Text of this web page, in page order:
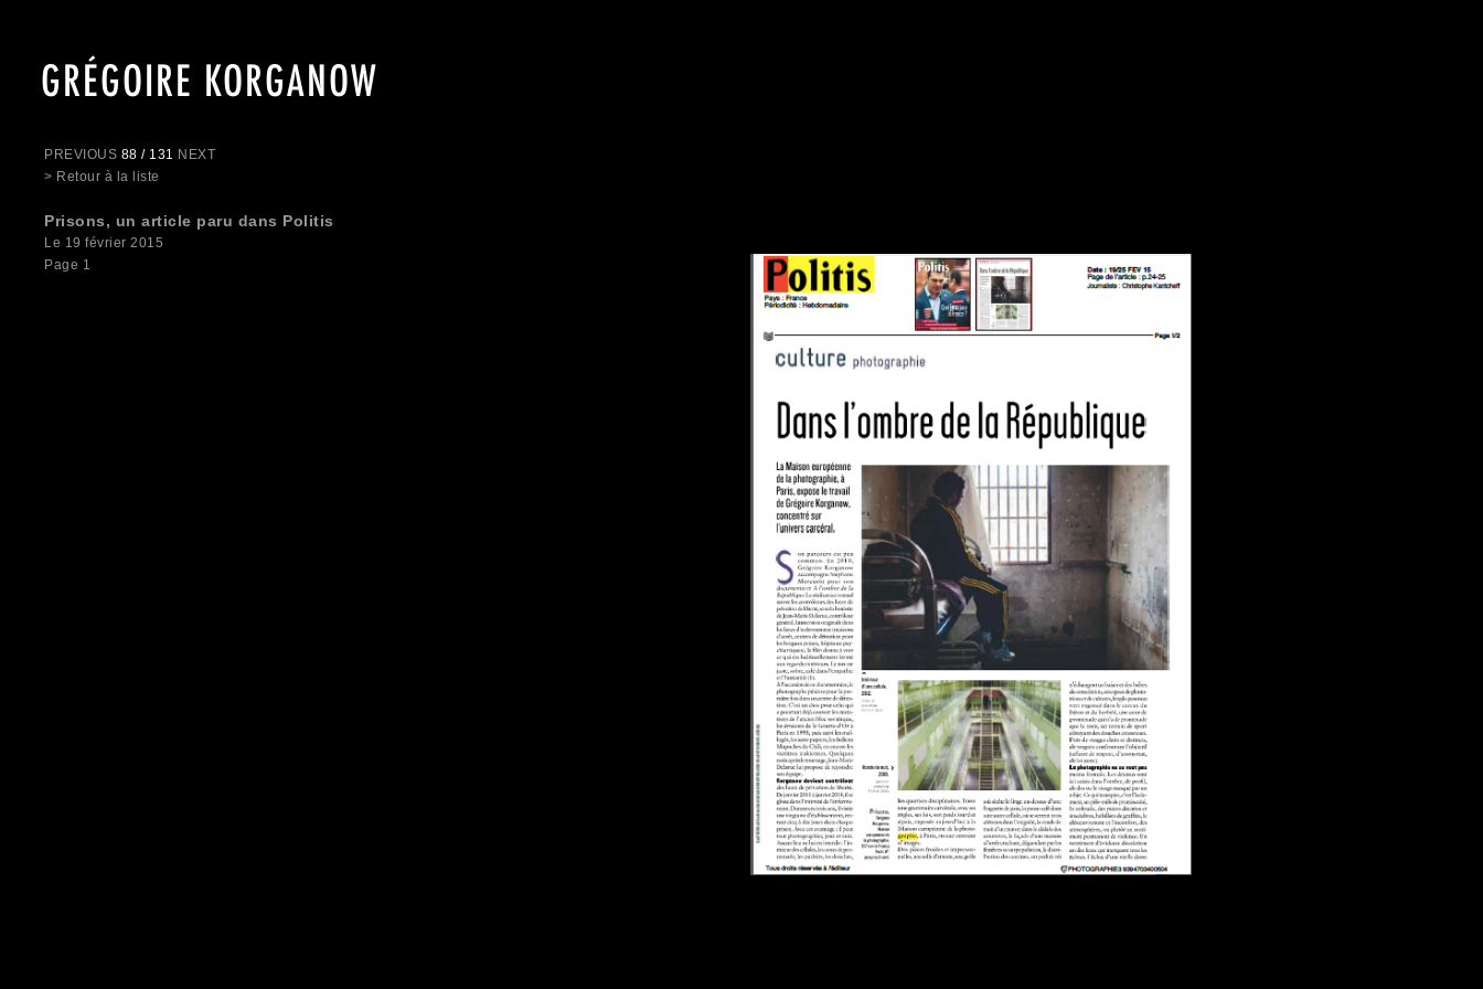
GRÉGOIRE KORGANOW
PREVIOUS 88 / 131 NEXT
> Retour à la liste
Prisons, un article paru dans Politis
Le 19 février 2015
Page 1